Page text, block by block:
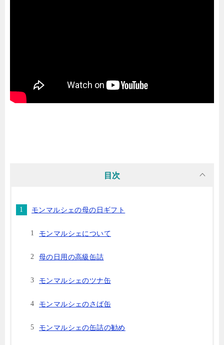
目次
モンマルシェの母の日ギフト
モンマルシェについて
母の日用の高級缶詰
モンマルシェのツナ缶
モンマルシェのさば缶
モンマルシェの缶詰の勧め